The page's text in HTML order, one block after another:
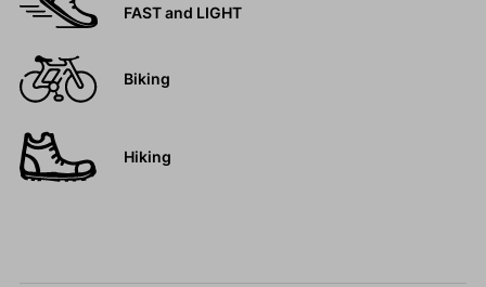
FAST and LIGHT
Biking
Hiking